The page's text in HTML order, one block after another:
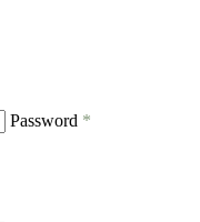
Password *